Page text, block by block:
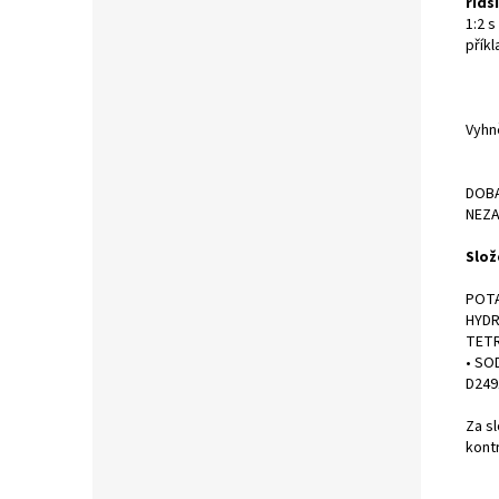
1:2
•
Za